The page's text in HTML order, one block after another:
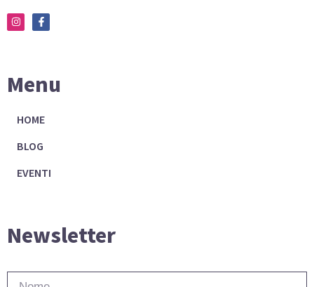
Menu
HOME
BLOG
EVENTI
Newsletter